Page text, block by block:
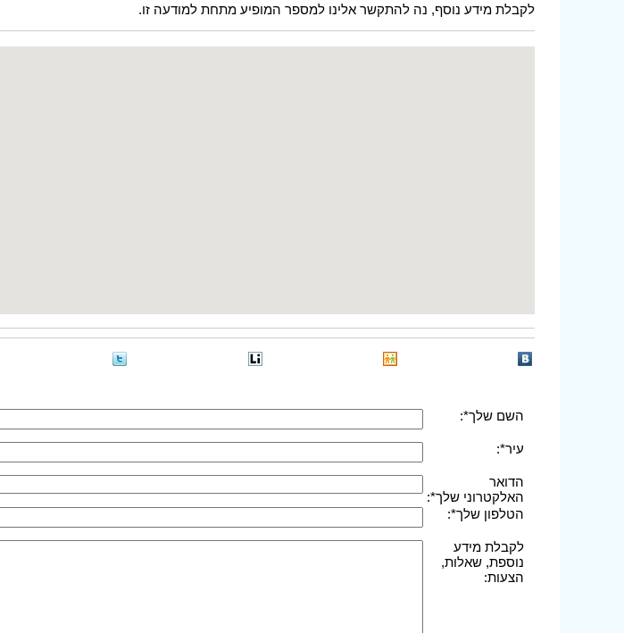
לקבלת מידע נוסף, נה להתקשר אלינו למספר המופיע מתחת למודעה זו.
השם שלך*:
עיר*:
הדואר
האלקטרוני שלך*:
הטלפון שלך*:
לקבלת מידע
נוספת, שאלות,
הצעות: